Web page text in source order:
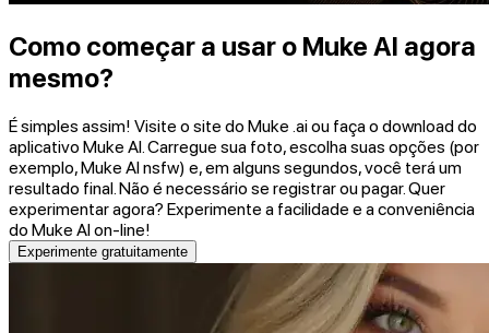
Como começar a usar o Muke AI agora
mesmo?
É simples assim! Visite o site do Muke .ai ou faça o download do
aplicativo Muke AI. Carregue sua foto, escolha suas opções (por
exemplo, Muke AI nsfw) e, em alguns segundos, você terá um
resultado final. Não é necessário se registrar ou pagar. Quer
experimentar agora? Experimente a facilidade e a conveniência
do Muke AI on-line!
Experimente gratuitamente